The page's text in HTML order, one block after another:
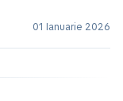
01 Ianuarie 2026